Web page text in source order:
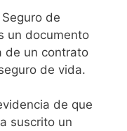
de
un documento
de un contrato
de vida.
de que
suscrito un